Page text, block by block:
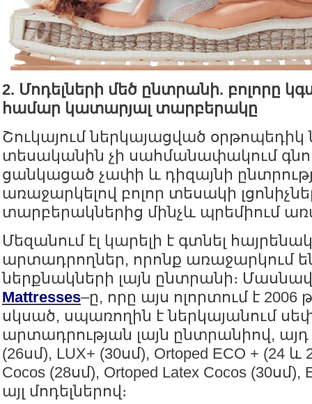
2. Մոդելների մեծ ընտրանի. բոլորը
համար կատարյալ տարբերակը
Շուկայում ներկայացված օրթոպեդիկ
տեսականին չի սահմանափակում
ցանկացած չափի և դիզայնի
առաջարկելով բոլոր տեսակի
տարբերակներից մինչև պրեմիում
Մեզանում էլ կարելի է գտնել
արտադրողներ, որոնք առաջարկում
ներքնակների լայն ընտրանի։
Mattresses–ը, որը այս ոլորտում է
սկսած, սպառողին է ներկայանում
արտադրության լայն ընտրանիով, այդ
(26սմ), LUX+ (30սմ), Ortoped ECO + (24 և
Cocos (28սմ), Ortoped Latex Cocos (30սմ),
այլ մոդելներով։